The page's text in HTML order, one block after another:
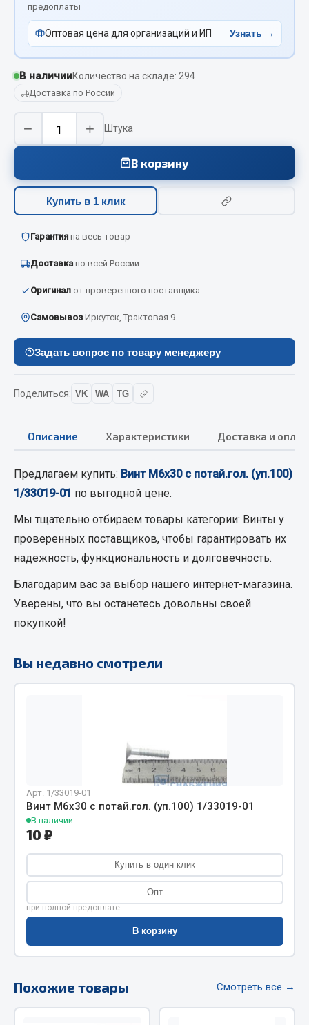
Автокаталоги
Аксессуары автомобильные
Аптечки и знаки автомобильные
Показать ещё
Смазочные материалы
Масла
Охладжающие жидкости
МЕТИЗЫ
Пресс-масленки
Пружины
Хомуты
Показать ещё
Весь раздел
Соединительные элементы
Тройники
Инструмент
Автомобильный инструмент
Измерительный инструмент
Режущий инструмент
Слесарный инструмент
Показать ещё
предоплаты
Оптовая цена для организаций и ИП Узнать →
В наличииКоличество на складе: 294
Доставка по России
− + Штука
В корзину
Купить в 1 клик
Гарантия на весь товар
Доставкапо всей России
Оригинал от проверенного поставщика
Самовывоз Иркутск, Трактовая 9
Задать вопрос по товару менеджеру
Поделиться: VK WA TG
Описание Характеристики Доставка и
Предлагаем купить: Винт М6х30 с потай.гол. (уп.100)
1/33019-01 по выгодной цене.
Мы тщательно отбираем товары категории: Винты у
проверенных поставщиков, чтобы гарантировать их
надежность, функциональность и долговечность.
Благодарим вас за выбор нашего интернет-магазина.
Уверены, что вы останетесь довольны своей
покупкой!
Вы недавно смотрели
Арт. 1/33019-01
Винт М6х30 с потай.гол. (уп.100) 1/33019-01
В наличии
10 ₽
Купить в один клик
Опт
при полной предоплате
В корзину
Похожие товары Смотреть все →